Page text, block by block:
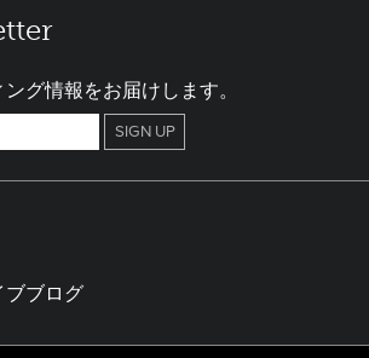
グ情報をお届けします。
ブブログ